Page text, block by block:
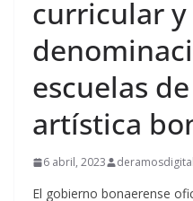
curricular y
escuelas
artística
6 abril, 2023 deramosdigital
El gobierno bonaerense